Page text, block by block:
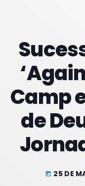
COM
06:00 -
Meio
COM
10:00 -
Tardes
Camp
de
today 25 DE